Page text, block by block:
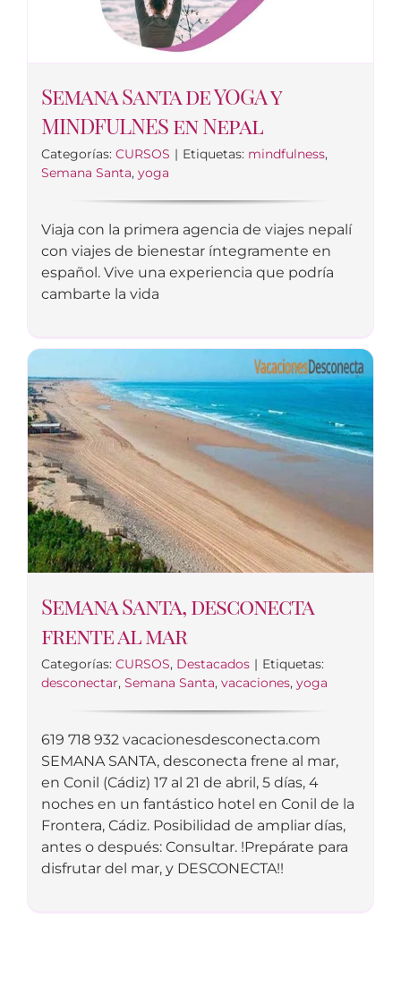
Semana Santa de YOGA y
MINDFULNES en Nepal
Categorías: CURSOS | Etiquetas: mindfulness,
Semana Santa, yoga
Viaja con la primera agencia de viajes nepalí
con viajes de bienestar íntegramente en
español. Vive una experiencia que podría
cambarte la vida
Semana Santa, desconecta
frente al mar
Categorías: CURSOS, Destacados | Etiquetas:
desconectar, Semana Santa, vacaciones, yoga
619 718 932 vacacionesdesconecta.com
SEMANA SANTA, desconecta frene al mar,
en Conil (Cádiz) 17 al 21 de abril, 5 días, 4
noches en un fantástico hotel en Conil de la
Frontera, Cádiz. Posibilidad de ampliar días,
antes o después: Consultar. !Prepárate para
disfrutar del mar, y DESCONECTA!!